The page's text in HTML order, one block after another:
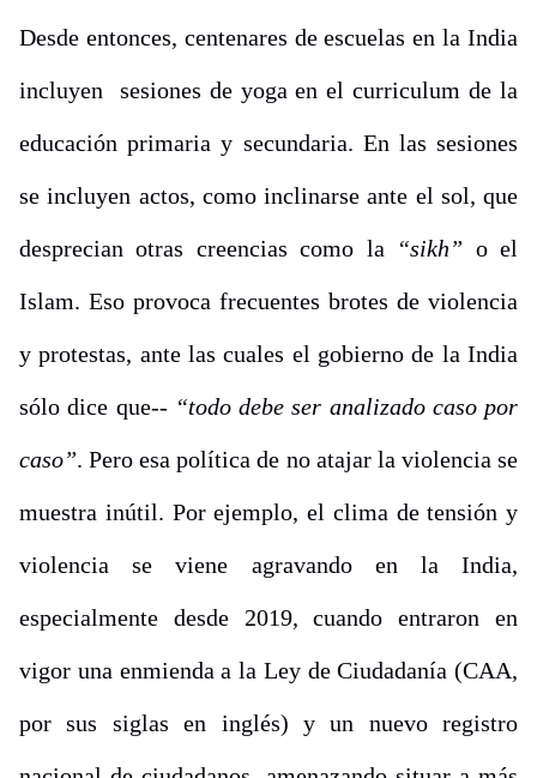
Desde entonces, centenares de escuelas en la India
incluyen sesiones de yoga en el curriculum de la
educación primaria y secundaria. En las sesiones
se incluyen actos, como inclinarse ante el sol, que
desprecian otras creencias como la
“sikh” o el
Islam. Eso provoca frecuentes brotes de violencia
y protestas, ante las cuales el gobierno de la India
sólo dice que-- “todo debe ser analizado caso por
caso”. Pero esa política de no atajar la violencia se
muestra inútil. Por ejemplo, el clima de tensión y
violencia se viene agravando en la India,
especialmente desde 2019, cuando entraron en
vigor una enmienda a la Ley de Ciudadanía (CAA,
por sus siglas en inglés) y un nuevo registro